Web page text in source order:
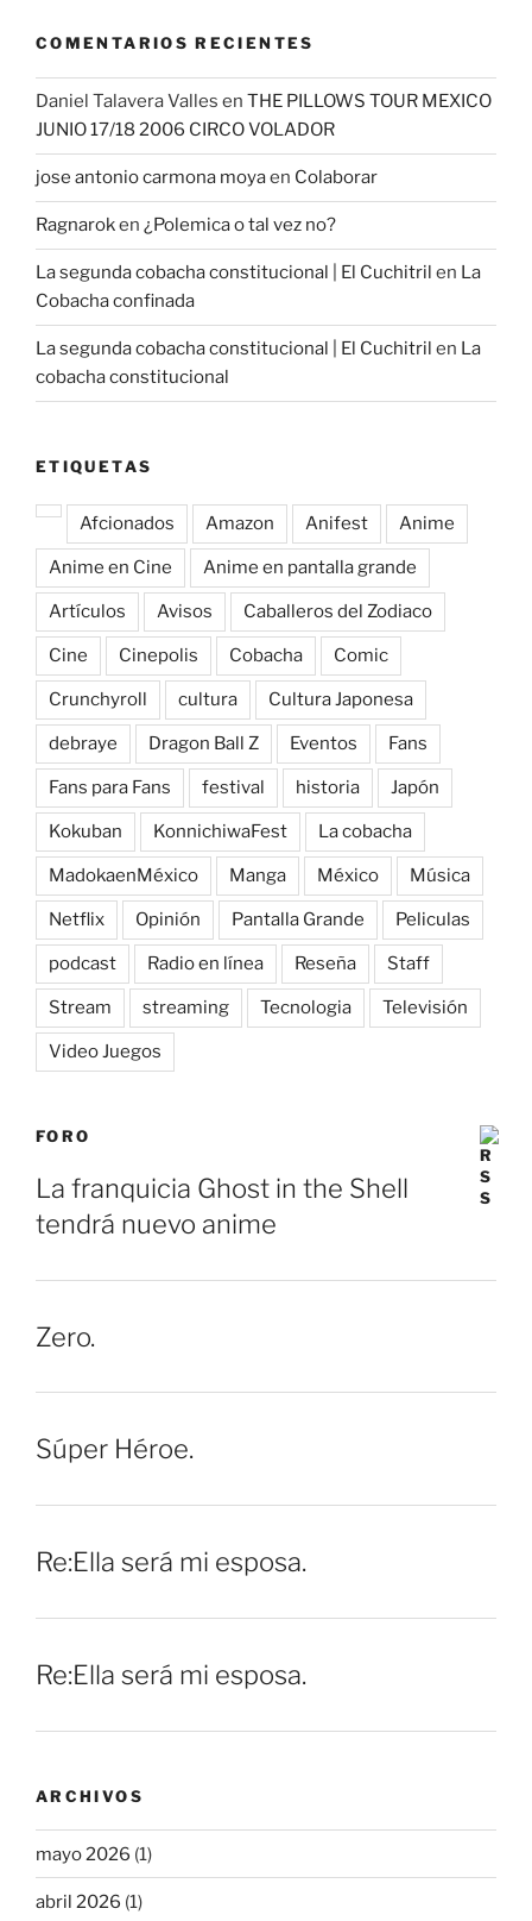
COMENTARIOS RECIENTES
Daniel Talavera Valles en THE PILLOWS TOUR MEXICO
JUNIO 17/18 2006 CIRCO VOLADOR
jose antonio carmona moyaen Colaborar
Ragnaroken ¿Polemica o tal vez no?
La segunda cobacha constitucional | El Cuchitril en La
Cobacha confinada
La segunda cobacha constitucional | El Cuchitril en La
cobacha constitucional
ETIQUETAS
Afcionados Amazon Anifest Anime
Anime en Cine Anime en pantalla grande
Artículos Avisos Caballeros del Zodiaco
Cine Cinepolis Cobacha Comic
Crunchyroll cultura Cultura Japonesa
debraye Dragon Ball Z Eventos Fans
Fans para Fans festival historia Japón
Kokuban KonnichiwaFest La cobacha
MadokaenMéxico Manga México Música
Netflix Opinión Pantalla Grande Peliculas
podcast Radio en línea Reseña Staff
Stream streaming Tecnologia Televisión
Video Juegos
FORO
La franquicia Ghost in the Shell
tendrá nuevo anime
Zero.
Súper Héroe.
Re:Ella será mi esposa.
Re:Ella será mi esposa.
ARCHIVOS
mayo 2026 (1)
abril 2026 (1)